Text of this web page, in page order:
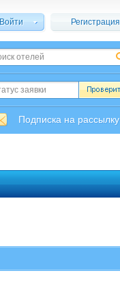
Войти Регистрация
Подписка на рассылку